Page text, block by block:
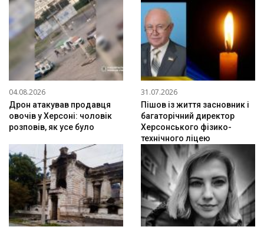
04.08.2026
Дрон атакував продавця
овочів у Херсоні: чоловік
розповів, як усе було
31.07.2026
Пішов із життя засновник і
багаторічний директор
Херсонського фізико-
технічного ліцею